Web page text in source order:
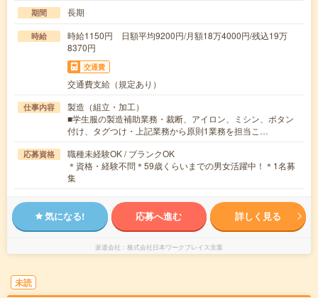
期間 長期
時給
時給1150円 日額平均9200円/月額18万4000円/残込19万
8370円
交通費
交通費支給（規定あり）
仕事内容
製造（組立・加工）
■学生服の製造補助業務・裁断、アイロン、ミシン、ボタン
付け、タグつけ・上記業務から原則1業務を担当こ…
応募資格
職種未経験OK / ブランクOK
＊資格・経験不問＊59歳くらいまでの男女活躍中！＊1名募
集
気になる! 応募へ進む 詳しく見る
派遣会社 株式会社日本ワークプレイス京葉
未読